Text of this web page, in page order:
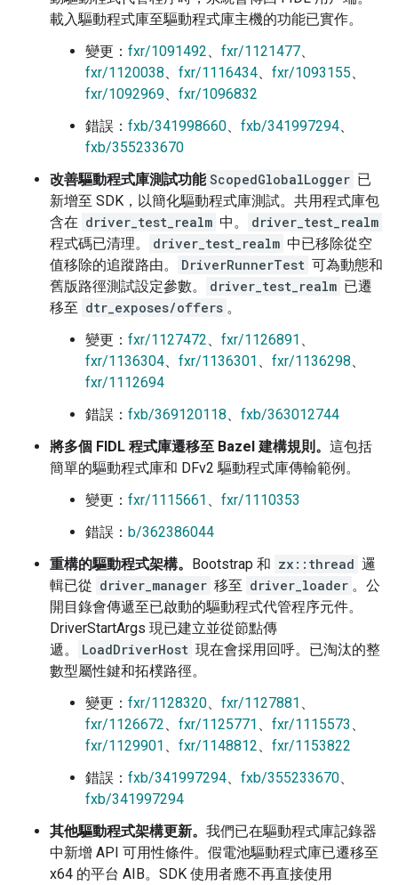
載入驅動程式庫至驅動程式庫主機的功能已實作。
變更： fxr/1091492、 fxr/1121477、
fxr/1120038、 fxr/1116434、 fxr/1093155、
fxr/1092969、 fxr/1096832
錯誤： fxb/341998660、 fxb/341997294、
fxb/355233670
改善驅動程式庫測試功能 ScopedGlobalLogger 已
新增至 SDK，以簡化驅動程式庫測試。共用程式庫包
含在 driver_test_realm 中。
driver_test_realm
程式碼已清理。
driver_test_realm 中已移除從空
值移除的追蹤路由。
DriverRunnerTest 可為動態和
舊版路徑測試設定參數。
driver_test_realm 已遷
移至 dtr_exposes/offers 。
變更： fxr/1127472、 fxr/1126891 、
fxr/1136304、 fxr/1136301 、 fxr/1136298、
fxr/1112694
錯誤： fxb/369120118、 fxb/363012744
將多個 FIDL 程式庫遷移至 Bazel 建構規則。 這包括
簡單的驅動程式庫和 DFv2 驅動程式庫傳輸範例。
變更： fxr/1115661 、 fxr/1110353
錯誤： b/362386044
重構的驅動程式架構。 Bootstrap 和 zx::thread 邏
輯已從 driver_manager 移至 driver_loader 。公
開目錄會傳遞至已啟動的驅動程式代管程序元件。
DriverStartArgs 現已建立並從節點傳
遞。
LoadDriverHost 現在會採用回呼。已淘汰的整
數型屬性鍵和拓樸路徑。
變更： fxr/1128320、 fxr/1127881 、
fxr/1126672、 fxr/1125771 、 fxr/1115573 、
fxr/1129901 、 fxr/1148812、 fxr/1153822
錯誤： fxb/341997294、 fxb/355233670、
fxb/341997294
其他驅動程式架構更新。 我們已在驅動程式庫記錄器
中新增 API 可用性條件。假電池驅動程式庫已遷移至
x64 的平台 AIB。SDK 使用者應不再直接使用